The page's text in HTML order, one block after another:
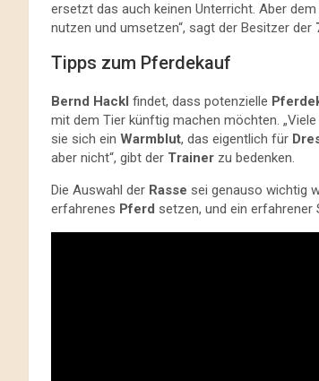
ersetzt das auch keinen Unterricht. Aber
nutzen und umsetzen“, sagt der Besitzer der
Tipps zum Pferdekauf
Bernd Hackl findet, dass potenzielle
mit dem Tier künftig machen möchten.
sie sich ein Warmblut, das eigentlich für
aber nicht“, gibt der Trainer zu bedenken.
Die Auswahl der Rasse sei genauso wichtig
erfahrenes Pferd setzen, und ein erfahrener